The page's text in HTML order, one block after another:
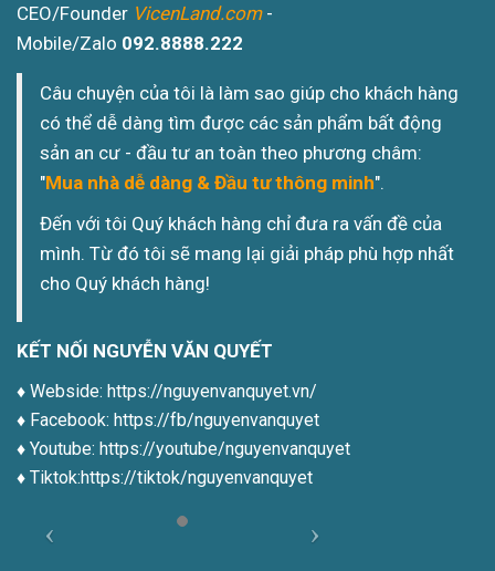
CEO/Founder VicenLand.com-
Mobile/Zalo 092.8888.222
Câu chuyện của tôi là làm sao giúp cho khách hàng
có thể dễ dàng tìm được các sản phẩm bất động
sản an cư - đầu tư an toàn theo phương châm:
"Mua nhà dễ dàng & Đầu tư thông minh".
Đến với tôi Quý khách hàng chỉ đưa ra vấn đề của
mình. Từ đó tôi sẽ mang lại giải pháp phù hợp nhất
cho Quý khách hàng!
KẾT NỐI NGUYỄN VĂN QUYẾT
♦️ Webside: https://nguyenvanquyet.vn/
♦️ Facebook: https://fb/nguyenvanquyet
♦️ Youtube: https://youtube/nguyenvanquyet
♦️ Tiktok:https://tiktok/nguyenvanquyet